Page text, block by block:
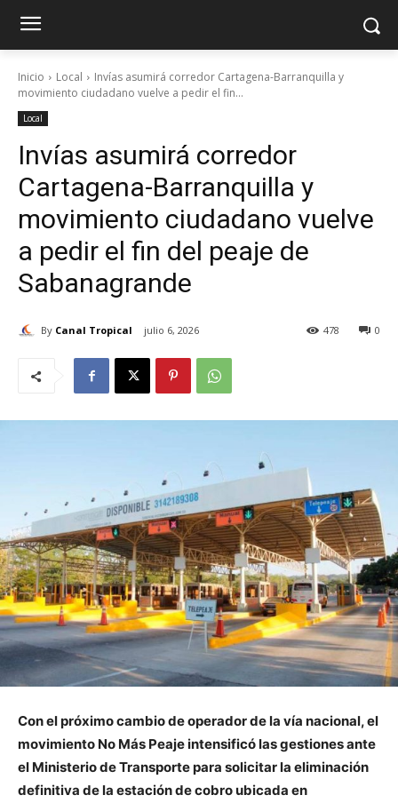
Inicio Local
Invías asumirá corredor Cartagena-Barranquilla y
movimiento ciudadano vuelve a pedir el fin...
Local
Invías asumirá corredor
Cartagena-Barranquilla y
movimiento ciudadano vuelve
a pedir el fin del peaje de
Sabanagrande
By Canal Tropical julio 6, 2026 0
478
Con el próximo cambio de operador de la vía nacional, el
movimiento No Más Peaje intensificó las gestiones ante
el Ministerio de Transporte para solicitar la eliminación
definitiva de la estación de cobro ubicada en